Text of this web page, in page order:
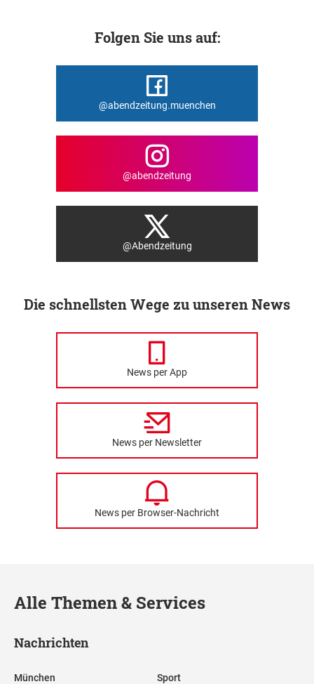
Folgen Sie uns auf:
@abendzeitung.muenchen
@abendzeitung
@Abendzeitung
Die schnellsten Wege zu unseren News
News per App
News per Newsletter
News per Browser-Nachricht
Alle Themen & Services
Nachrichten
München Sport